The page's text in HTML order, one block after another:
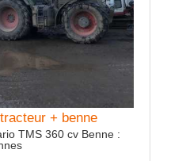
+ benne
TMS 360 cv Benne :